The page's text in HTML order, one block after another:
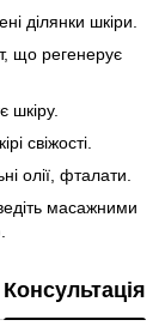
ділянки шкіри.
що регенерує
шкіру.
свіжості.
олії, фталати.
масажними
Консультація